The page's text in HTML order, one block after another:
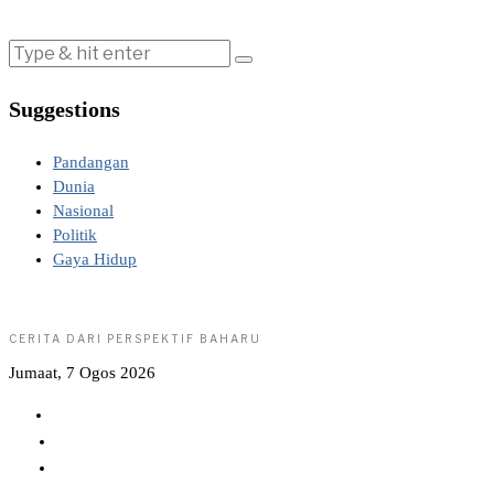
Suggestions
Pandangan
Dunia
Nasional
Politik
Gaya Hidup
CERITA DARI PERSPEKTIF BAHARU
Jumaat, 7 Ogos 2026